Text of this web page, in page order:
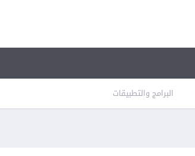
البرامج والتطبيقات